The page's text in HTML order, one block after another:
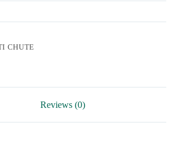
CHUTE
Reviews (0)